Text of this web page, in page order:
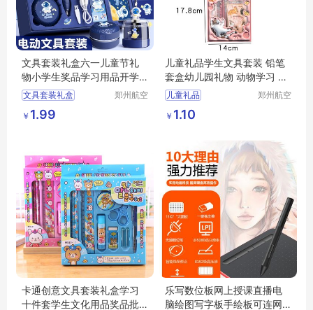
文具套装礼盒六一儿童节礼
物小学生奖品学习用品开学
大礼包印字
文具套装礼盒
六一儿童节礼物
幼儿园小学生奖品
郑州航空
￥ 1.99
儿童礼品学生文具套装 铅笔
套盒幼儿园礼物 动物学习 用
品笔盒
儿童礼品
学生文具套装
铅笔套盒
郑州航空
￥ 1.10
卡通创意文具套装礼盒学习
十件套学生文化用品奖品批
乐写数位板网上授课直播电
脑绘图写字板手绘板可连网